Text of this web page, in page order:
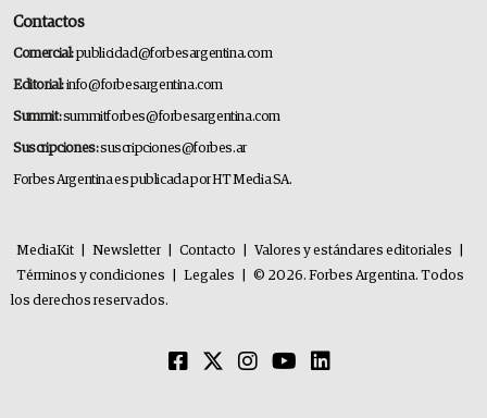
Contactos
Comercial:publicidad@forbesargentina.com
Editorial:info@forbesargentina.com
Summit:summitforbes@forbesargentina.com
Suscripciones:suscripciones@forbes.ar
Forbes Argentina es publicada por HT Media SA.
MediaKit Newsletter Contacto Valores y estándares editoriales
Términos y condiciones
Legales
© 2026. Forbes Argentina. Todos
los derechos reservados.